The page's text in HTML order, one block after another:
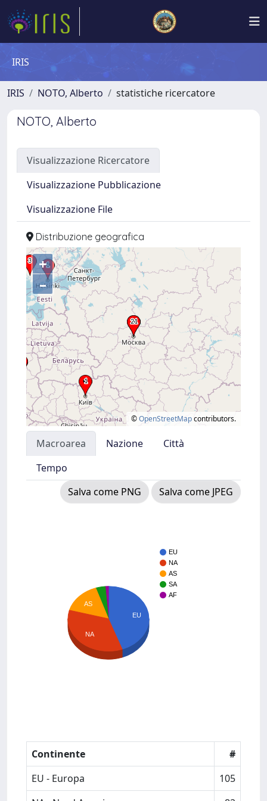
IRIS
IRIS NOTO, Alberto statistiche ricercatore
NOTO, Alberto
Visualizzazione Ricercatore
Visualizzazione Pubblicazione
Visualizzazione File
Distribuzione geografica
+
–
©OpenStreetMapcontributors.
Macroarea Nazione
Città
Tempo
Salva come PNG
Salva come JPEG
EU
NA
AS
SA
AF
EU
AS
NA
Continente
#
EU - Europa
105